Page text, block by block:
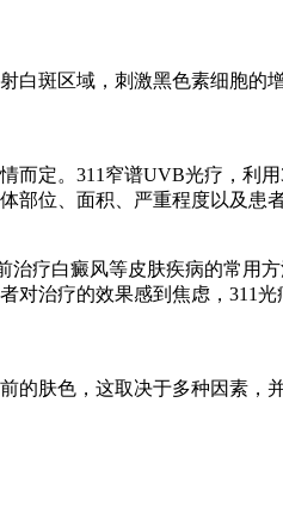
斑区域，刺激黑色素细胞
而定。311窄谱UVB光疗，利
部位、面积、严重程度以及患
疗白癜风等皮肤疾病的常用
治疗的效果感到焦虑，311
肤色，这取决于多种因素，